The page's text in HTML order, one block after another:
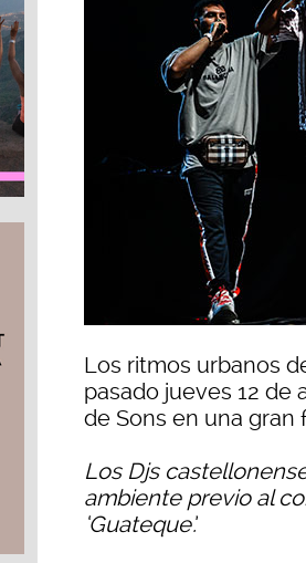
Los ritmos urbanos
pasado jueves 12 de
de Sons en una gran
Los Djs
ambiente previo al
‘Guateque’.